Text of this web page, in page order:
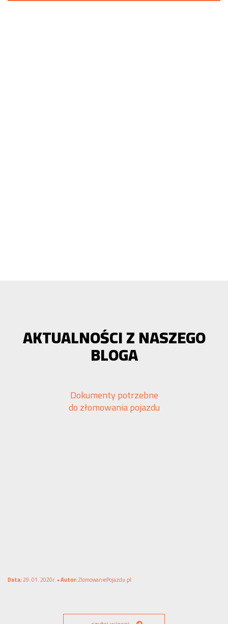
AKTUALNOŚCI Z NASZEGO
BLOGA
Dokumenty potrzebne
do złomowania pojazdu
Data:29. 01. 2020r. •Autor:ZlomowaniePojazdu.pl